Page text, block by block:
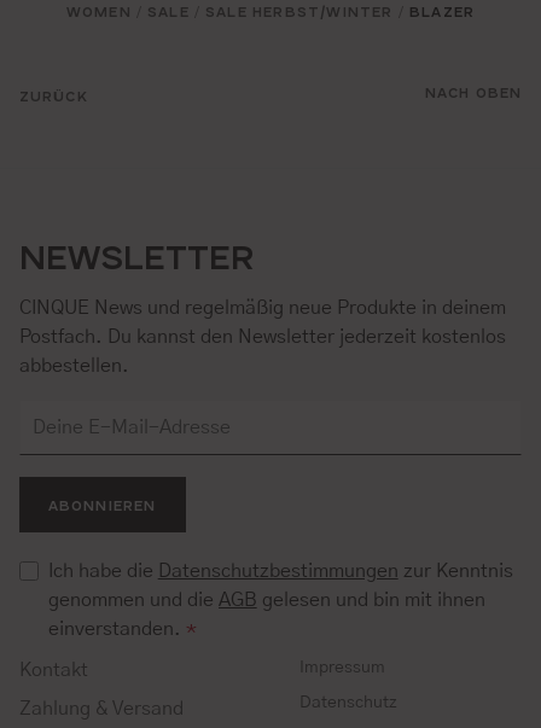
ZURÜCK
WOMEN SALE SALE HERBST/WINTER BLAZER
NACH OBEN
NEWSLETTER
CINQUE News und regelmäßig neue Produkte in deinem
Postfach. Du kannst den Newsletter jederzeit kostenlos
abbestellen.
ABONNIEREN
Ich habe die Datenschutzbestimmungen zur Kenntnis
genommen und die AGB gelesen und bin mit ihnen
einverstanden. *
Kontakt
Zahlung & Versand
Impressum
Datenschutz